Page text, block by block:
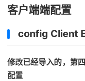
客户端端配置
config Client
修改已经导入的，第
配置